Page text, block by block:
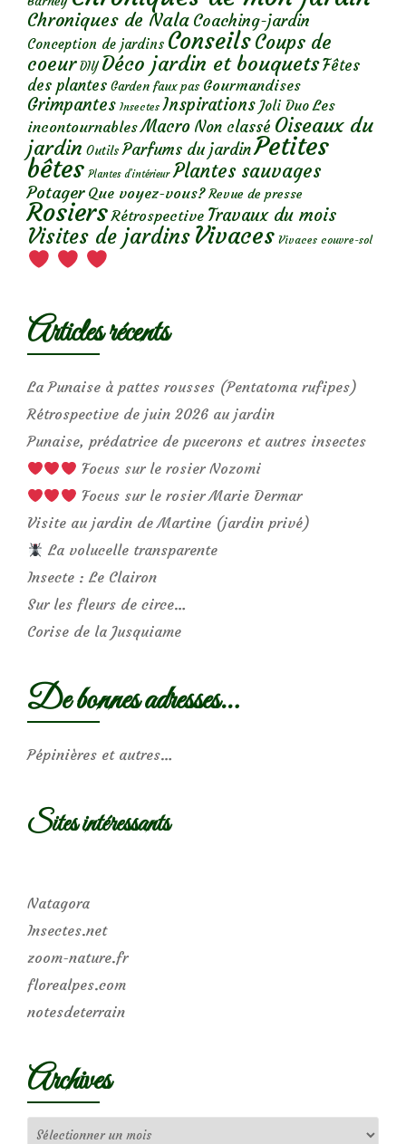
Chroniques de Nala Coaching-jardin
Conception de jardins ConseilsCoups de
coeur DIY Déco jardin et bouquetsFêtes
des plantes Garden faux pas Gourmandises
Grimpantes Insectes Inspirations Joli Duo Les
incontournables Macro Non classé Oiseaux du
jardin Outils Parfums du jardinPetites
bêtes Plantes d’intérieur Plantes sauvages
Potager Que voyez-vous? Revue de presse
Rosiers Rétrospective Travaux du mois
Visites de jardins Vivaces Vivaces couvre-sol
Articles récents
La Punaise à pattes rousses (Pentatoma rufipes)
Rétrospective de juin 2026 au jardin
Punaise, prédatrice de pucerons et autres insectes
Focus sur le rosier Nozomi
Focus sur le rosier Marie Dermar
Visite au jardin de Martine (jardin privé)
La volucelle transparente
Insecte : Le Clairon
Sur les fleurs de circe…
Corise de la Jusquiame
De bonnes adresses…
Pépinières et autres…
Sites intéressants
Natagora
Insectes.net
zoom-nature.fr
florealpes.com
notesdeterrain
Archives